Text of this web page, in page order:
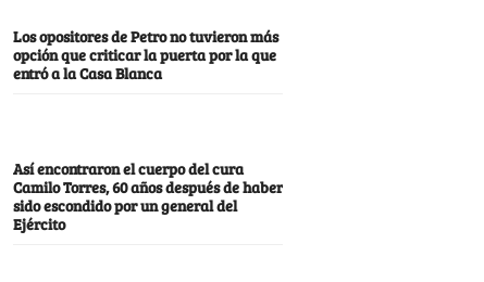
Los opositores de Petro no tuvieron más
opción que criticar la puerta por la que
entró a la Casa Blanca
Así encontraron el cuerpo del cura
Camilo Torres, 60 años después de haber
sido escondido por un general del
Ejército